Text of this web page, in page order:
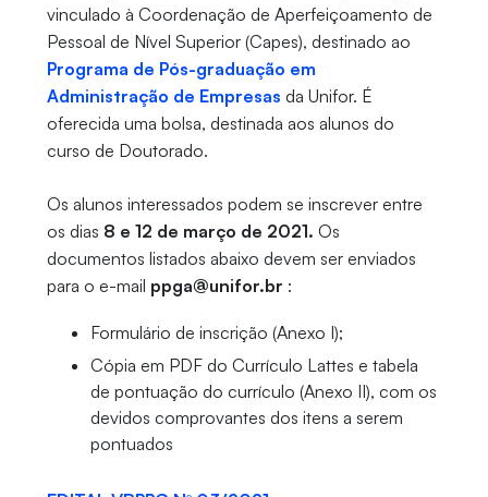
vinculado à Coordenação de Aperfeiçoamento de
Pessoal de Nível Superior (Capes), destinado ao
Programa de Pós-graduação em
Administração de Empresas da Unifor. É
oferecida uma bolsa, destinada aos alunos do
curso de Doutorado.
Os alunos interessados podem se inscrever entre
os dias 8 e 12 de março de 2021. Os
documentos listados abaixo devem ser enviados
para o e-mail ppga@unifor.br :
Formulário de inscrição (Anexo I);
Cópia em PDF do Currículo Lattes e tabela
de pontuação do currículo (Anexo II), com os
devidos comprovantes dos itens a serem
pontuados